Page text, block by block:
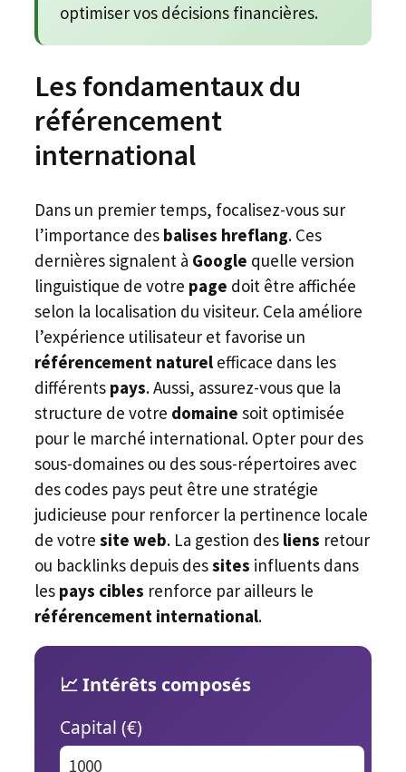
optimiser vos décisions financières.
Les fondamentaux du
référencement
international
Dans un premier temps, focalisez-vous sur
l’importance des balises hreflang. Ces
dernières signalent à Google quelle version
linguistique de votre page doit être affichée
selon la localisation du visiteur. Cela améliore
l’expérience utilisateur et favorise un
référencement naturel efficace dans les
différents pays. Aussi, assurez-vous que la
structure de votre domaine soit optimisée
pour le marché international. Opter pour des
sous-domaines ou des sous-répertoires avec
des codes pays peut être une stratégie
judicieuse pour renforcer la pertinence locale
de votre site web. La gestion des liens retour
ou backlinks depuis dessites influents dans
les pays cibles renforce par ailleurs le
référencement international.
📈 Intérêts composés
Capital (€)